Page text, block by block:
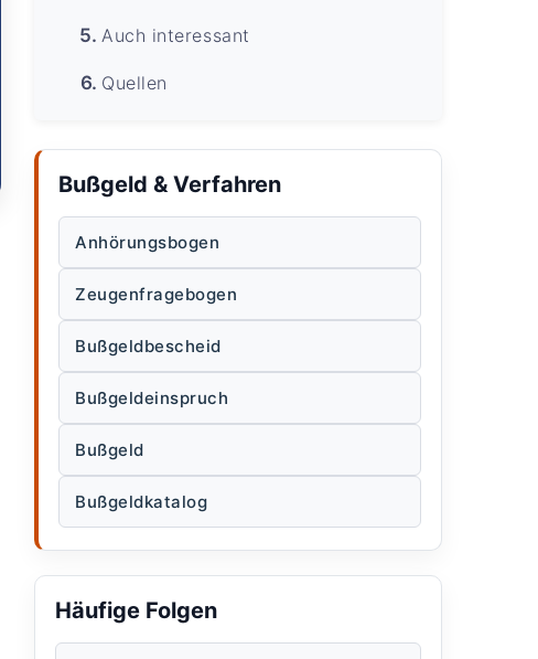
Auch interessant
Quellen
Bußgeld & Verfahren
Anhörungsbogen
Zeugenfragebogen
Bußgeldbescheid
Bußgeldeinspruch
Bußgeld
Bußgeldkatalog
Häufige Folgen